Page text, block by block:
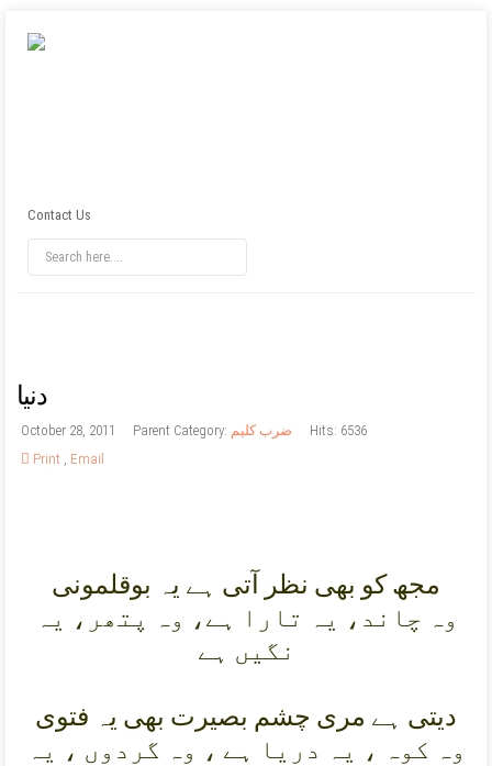
Contact Us
دنيا
October 28, 2011 Parent Category: ضرب کلیم
Hits: 6536
Print , Email
مجھ کو بھی نظر آتی ہے يہ بوقلمونی
وہ چاند، يہ تارا ہے، وہ پتھر، يہ
نگيں ہے
ديتی ہے مری چشم بصيرت بھی يہ فتوی
وہ کوہ ، يہ دريا ہے ، وہ گردوں ، يہ